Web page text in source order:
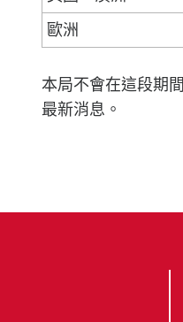
歐洲
本局不會在這段期
最新消息。